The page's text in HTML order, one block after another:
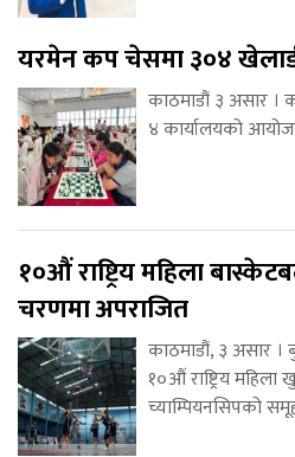
यरमेन कप चेसमा ३०४
काठमाडौं ३ असार ।
४ कार्यालयको
१०औं राष्ट्रिय महिला
चरणमा अपराजित
काठमाडौं, ३ असार
१०औं राष्ट्रिय
च्याम्पियनसिपको